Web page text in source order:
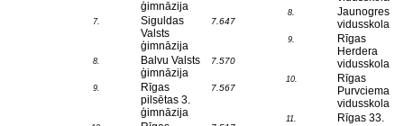
ģimnāzija
7.
Siguldas
Valsts
ģimnāzija
7.647
8.
Balvu Valsts
ģimnāzija
7.570
9.
Rīgas
pilsētas 3.
ģimnāzija
7.567
8.
Jaunogres
vidusskola
9.
Rīgas
Herdera
vidusskola
10.
Rīgas
Purvciema
vidusskola
11.
Rīgas 33.